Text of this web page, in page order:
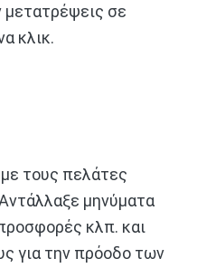
μετατρέψεις σε
κλικ.
τους πελάτες
μηνύματα
κλπ. και
για την πρόοδο των